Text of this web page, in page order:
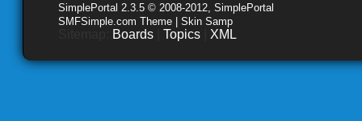
SimplePortal 2.3.5 © 2008-2012, SimplePortal
SMFSimple.com Theme | Skin Samp
Boards Topics XML